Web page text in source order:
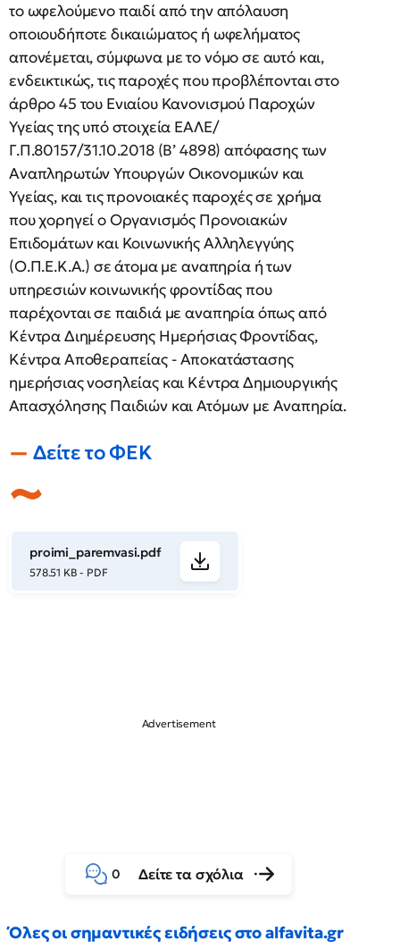
το ωφελούμενο παιδί από την απόλαυση
οποιουδήποτε δικαιώματος ή ωφελήματος
απονέμεται, σύμφωνα με το νόμο σε αυτό και,
ενδεικτικώς, τις παροχές που προβλέπονται στο
άρθρο 45 του Ενιαίου Κανονισμού Παροχών
Υγείας της υπό στοιχεία ΕΑΛΕ/
Γ.Π.80157/31.10.2018 (Β’ 4898) απόφασης των
Αναπληρωτών Υπουργών Οικονομικών και
Υγείας, και τις προνοιακές παροχές σε χρήμα
που χορηγεί ο Οργανισμός Προνοιακών
Επιδομάτων και Κοινωνικής Αλληλεγγύης
(Ο.Π.Ε.Κ.Α.) σε άτομα με αναπηρία ή των
υπηρεσιών κοινωνικής φροντίδας που
παρέχονται σε παιδιά με αναπηρία όπως από
Κέντρα Διημέρευσης Ημερήσιας Φροντίδας,
Κέντρα Aποθεραπείας - Αποκατάστασης
ημερήσιας νοσηλείας και Κέντρα Δημιουργικής
Απασχόλησης Παιδιών και Ατόμων με Αναπηρία.
Δείτε το ΦΕΚ
proimi_paremvasi.pdf
578.51 KB - PDF
0 Δείτε τα σχόλια
Όλες οι σημαντικές ειδήσεις στο alfavita.gr